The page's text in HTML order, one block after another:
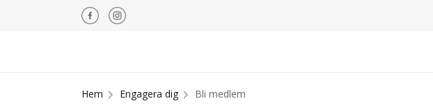
Hem Engagera dig Bli medlem